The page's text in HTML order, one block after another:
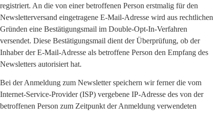
registriert. An die von einer betroffenen Person erstmalig für den
Newsletterversand eingetragene E-Mail-Adresse wird aus rechtlichen
Gründen eine Bestätigungsmail im Double-Opt-In-Verfahren
versendet. Diese Bestätigungsmail dient der Überprüfung, ob der
Inhaber der E-Mail-Adresse als betroffene Person den Empfang des
Newsletters autorisiert hat.
Bei der Anmeldung zum Newsletter speichern wir ferner die vom
Internet-Service-Provider (ISP) vergebene IP-Adresse des von der
betroffenen Person zum Zeitpunkt der Anmeldung verwendeten